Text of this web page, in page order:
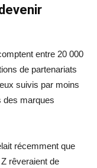
entre 20 000
de partenariats
suivis par moins
des marques
récemment que
rêveraient de